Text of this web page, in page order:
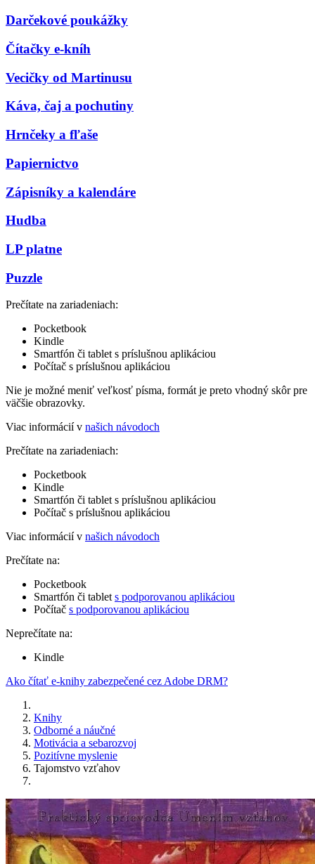
Darčekové poukážky
Čítačky e-kníh
Vecičky od Martinusu
Káva, čaj a pochutiny
Hrnčeky a fľaše
Papiernictvo
Zápisníky a kalendáre
Hudba
LP platne
Puzzle
Prečítate na zariadeniach:
Pocketbook
Kindle
Smartfón či tablet s príslušnou aplikáciou
Počítač s príslušnou aplikáciou
Nie je možné meniť veľkosť písma, formát je preto vhodný skôr pre
väčšie obrazovky.
Viac informácií v našich návodoch
Prečítate na zariadeniach:
Pocketbook
Kindle
Smartfón či tablet s príslušnou aplikáciou
Počítač s príslušnou aplikáciou
Viac informácií v našich návodoch
Prečítate na:
Pocketbook
Smartfón či tablet s podporovanou aplikáciou
Počítač s podporovanou aplikáciou
Neprečítate na:
Kindle
Ako čítať e-knihy zabezpečené cez Adobe DRM?
Knihy
Odborné a náučné
Motivácia a sebarozvoj
Pozitívne myslenie
Tajomstvo vzťahov